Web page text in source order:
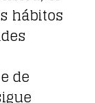
hábitos
de